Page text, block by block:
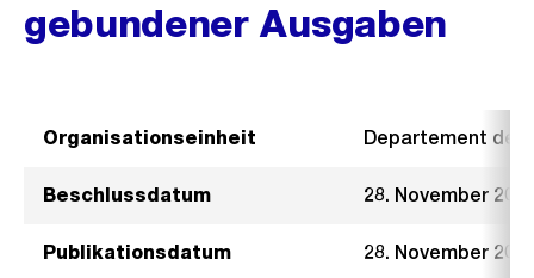
gebundener Ausgaben
Organisationseinheit Departement der
Beschlussdatum 28. November
Publikationsdatum 28. November